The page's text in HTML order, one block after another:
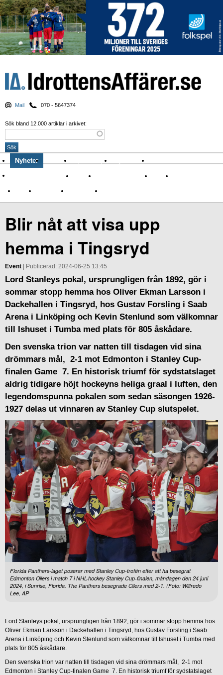
Mail 070 - 5647374
Sök bland 12.000 artiklar i arkivet:
Nyheter Krönikor Sport & spel Nyhetsbrev
Om Idrottens Affärer
Affärer I spåren av Corona Arena
Namn Sponsring TV-nyheter
Blir nåt att visa upp
hemma i Tingsryd
Event | Publicerad: 2024-06-25 13:45
Lord Stanleys pokal, ursprungligen från 1892, gör i
sommar stopp hemma hos Oliver Ekman Larsson i
Dackehallen i Tingsryd, hos Gustav Forsling i Saab
Arena i Linköping och Kevin Stenlund som välkomnar
till Ishuset i Tumba med plats för 805 åskådare.
Den svenska trion var natten till tisdagen vid sina
drömmars mål, 2-1 mot Edmonton i Stanley Cup-
finalen Game 7. En historisk triumf för sydstatslaget
aldrig tidigare höjt hockeyns heliga graal i luften, den
legendomspunna pokalen som sedan säsongen 1926-
1927 delas ut vinnaren av Stanley Cup slutspelet.
Florida Panthers-laget poserar med Stanley Cup-trofén efter att ha besegrat
Edmonton Oilers i match 7 i NHL-hockey Stanley Cup-finalen, måndagen den 24 juni
2024, i Sunrise, Florida. The Panthers besegrade Oilers med 2-1. (Foto: Wilfredo
Lee, AP
Lord Stanleys pokal, ursprungligen från 1892, gör i sommar stopp hemma hos
Oliver Ekman Larsson i Dackehallen i Tingsryd, hos Gustav Forsling i Saab
Arena i Linköping och Kevin Stenlund som välkomnar till Ishuset i Tumba med
plats för 805 åskådare.
Den svenska trion var natten till tisdagen vid sina drömmars mål, 2-1 mot
Edmonton i Stanley Cup-finalen Game 7. En historisk triumf för sydstatslaget